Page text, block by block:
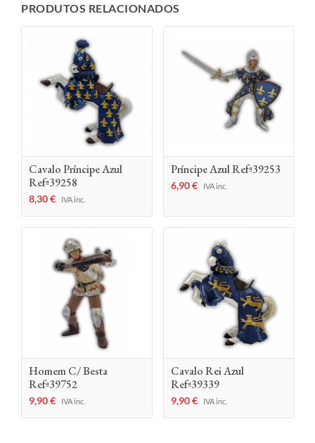
PRODUTOS RELACIONADOS
Cavalo Príncipe Azul
Refª39258
8,30€ IVA inc.
Príncipe Azul Refª39253
6,90€ IVA inc.
Homem C/ Besta
Refª39752
9,90€ IVA inc.
Cavalo Rei Azul
Refª39339
9,90€ IVA inc.